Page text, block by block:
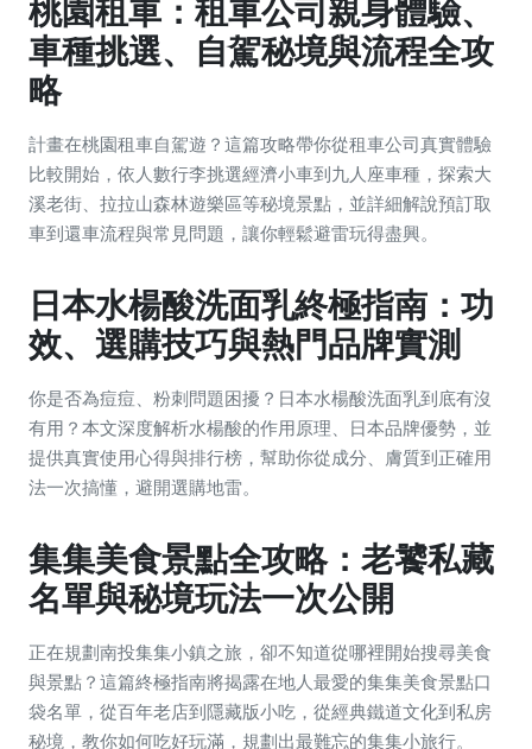
桃園租車：租車公司親身體驗、
車種挑選、自駕秘境與流程全攻
略
計畫在桃園租車自駕遊？這篇攻略帶你從租車公司真實體驗
比較開始，依人數行李挑選經濟小車到九人座車種，探索大
溪老街、拉拉山森林遊樂區等秘境景點，並詳細解說預訂取
車到還車流程與常見問題，讓你輕鬆避雷玩得盡興。
日本水楊酸洗面乳終極指南：功
效、選購技巧與熱門品牌實測
你是否為痘痘、粉刺問題困擾？日本水楊酸洗面乳到底有沒
有用？本文深度解析水楊酸的作用原理、日本品牌優勢，並
提供真實使用心得與排行榜，幫助你從成分、膚質到正確用
法一次搞懂，避開選購地雷。
集集美食景點全攻略：老饕私藏
名單與秘境玩法一次公開
正在規劃南投集集小鎮之旅，卻不知道從哪裡開始搜尋美食
與景點？這篇終極指南將揭露在地人最愛的集集美食景點口
袋名單，從百年老店到隱藏版小吃，從經典鐵道文化到私房
秘境，教你如何吃好玩滿，規劃出最難忘的集集小旅行。